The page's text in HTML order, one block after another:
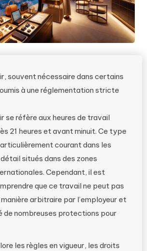
souvent nécessaire dans certains
à une réglementation stricte
se réfère aux heures de travail
21 heures et avant minuit. Ce type
courant dans les
situés dans des zones
Cependant, il est
que ce travail ne peut pas
arbitraire par l’employeur et
de nombreuses protections pour
les règles en vigueur, les droits